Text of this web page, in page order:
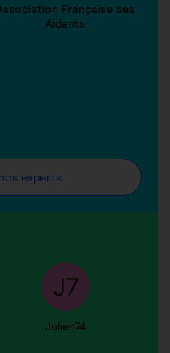
Française des
Aidants
experts
Julien74